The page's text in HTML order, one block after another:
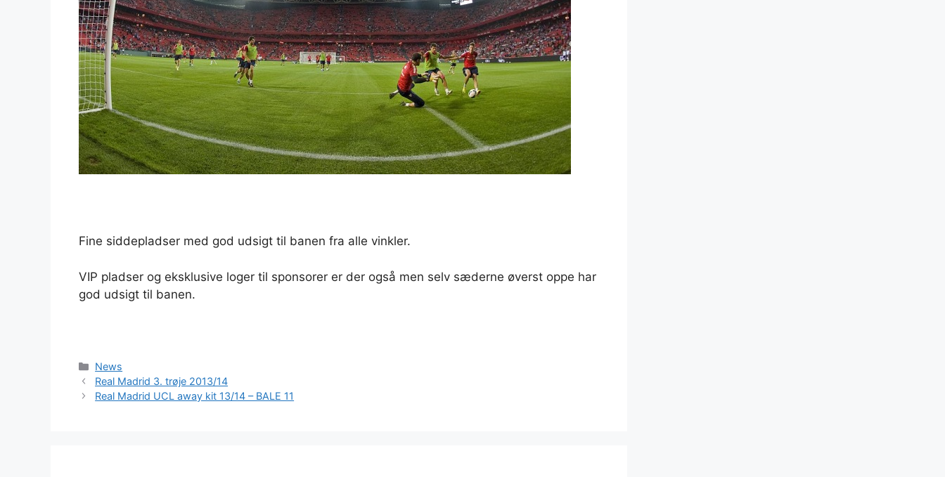
Fine siddepladser med god udsigt til banen fra alle vinkler.
VIP pladser og eksklusive loger til sponsorer er der også men selv sæderne øverst oppe har
god udsigt til banen.
Kategorier
News
Real Madrid 3. trøje 2013/14
Real Madrid UCL away kit 13/14 – BALE 11